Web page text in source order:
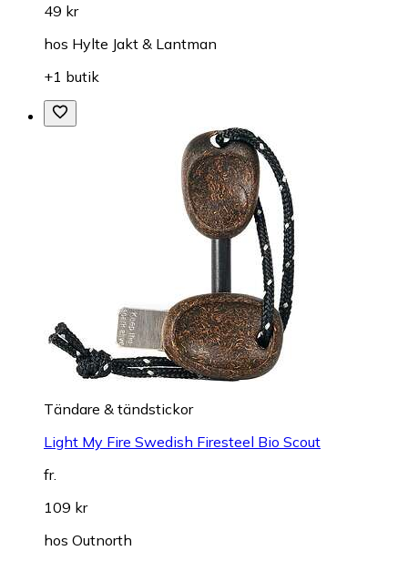
49 kr
hos Hylte Jakt & Lantman
+1 butik
Tändare & tändstickor
Light My Fire Swedish Firesteel Bio Scout
fr.
109 kr
hos Outnorth